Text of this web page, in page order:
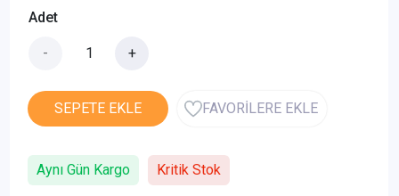
Adet
- +
SEPETE EKLE FAVORİLERE EKLE
Aynı Gün Kargo Kritik Stok